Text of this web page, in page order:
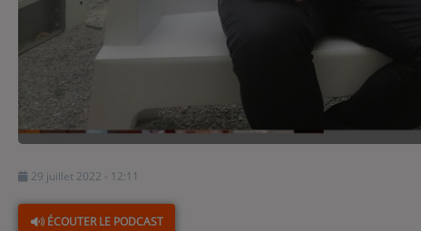
Régie Publicitaire
Fréquences
Recherche d'un titre
29 juillet 2022 - 12:11
ÉCOUTER LE PODCAST